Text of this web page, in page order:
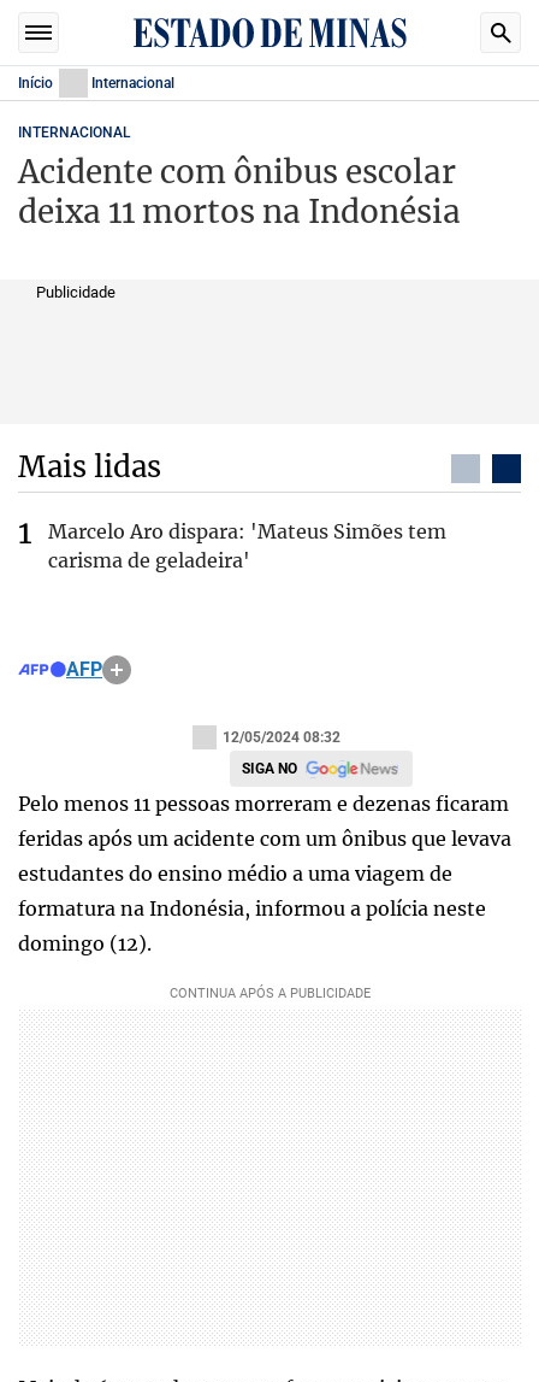
Início Internacional
INTERNACIONAL
Acidente com ônibus escolar
deixa 11 mortos na Indonésia
Publicidade
Mais lidas
Marcelo Aro dispara: 'Mateus Simões tem
carisma de geladeira'
AFP
12/05/2024 08:32
SIGA NO
Pelo menos 11 pessoas morreram e dezenas ficaram
feridas após um acidente com um ônibus que levava
estudantes do ensino médio a uma viagem de
formatura na Indonésia, informou a polícia neste
domingo (12).